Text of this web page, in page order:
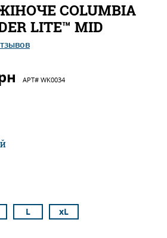
COLUMBIA
LITE™ MID
АРТ# WK0034
L xL